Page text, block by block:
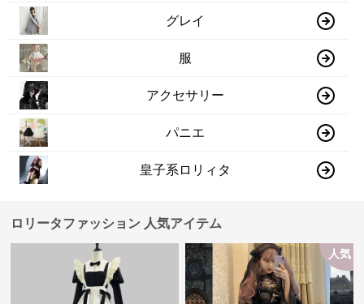
グレイ
服
アクセサリー
パニエ
皇子系ロリィタ
ロリータファッション 人気アイテム
人気